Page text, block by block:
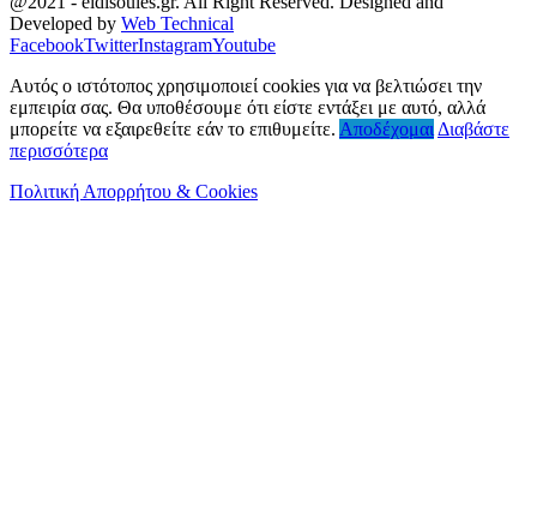
Developed by Web Technical
FacebookTwitterInstagramYoutube
Αυτός ο ιστότοπος χρησιμοποιεί cookies για να βελτιώσει την
εμπειρία σας. Θα υποθέσουμε ότι είστε εντάξει με αυτό, αλλά
μπορείτε να εξαιρεθείτε εάν το επιθυμείτε. Αποδέχομαι Διαβάστε
περισσότερα
Πολιτική Απορρήτου & Cookies